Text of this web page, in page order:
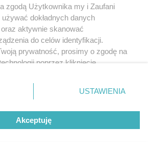
zgodą Użytkownika my i Zaufani
dokładnych danych
aktywnie skanować
do celów identyfikacji.
prywatność, prosimy o zgodę na
poprzez kliknięcie
przycisk ustawień prywatności
dolnym rogu strony
danych nie wymagają zgody
prawo sprzeciwić się takiemu
będą miały zastosowanie tylko
USTAWIENIA
Akceptuję